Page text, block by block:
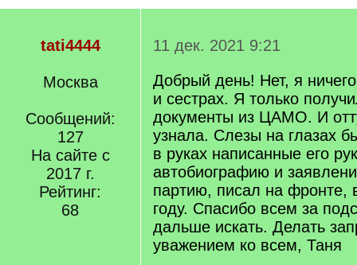
tati4444
Москва
Сообщений:
127
На сайте с
2017 г.
Рейтинг:
68
11 дек. 2021 9:21
Добрый день! Нет, я
и сестрах. Я только
документы из ЦАМО. И
узнала. Слезы на глазах
в руках написанные его
автобиографию и
партию, писал на фронте,
году. Спасибо всем за
дальше искать. Делать
уважением ко всем, Таня